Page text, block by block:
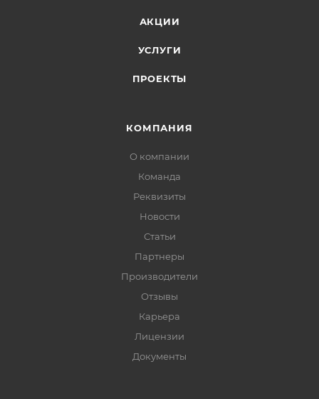
АКЦИИ
УСЛУГИ
ПРОЕКТЫ
КОМПАНИЯ
О компании
Команда
Реквизиты
Новости
Статьи
Партнеры
Производители
Отзывы
Карьера
Лицензии
Документы